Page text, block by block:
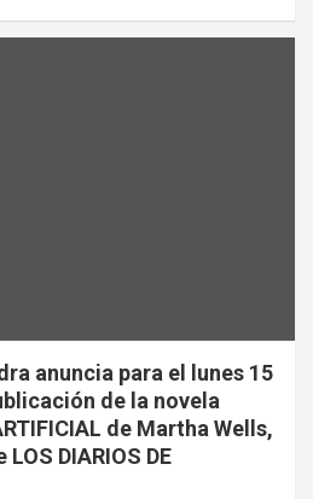
anuncia para el lunes 15
de la novela
de Martha Wells,
DIARIOS DE